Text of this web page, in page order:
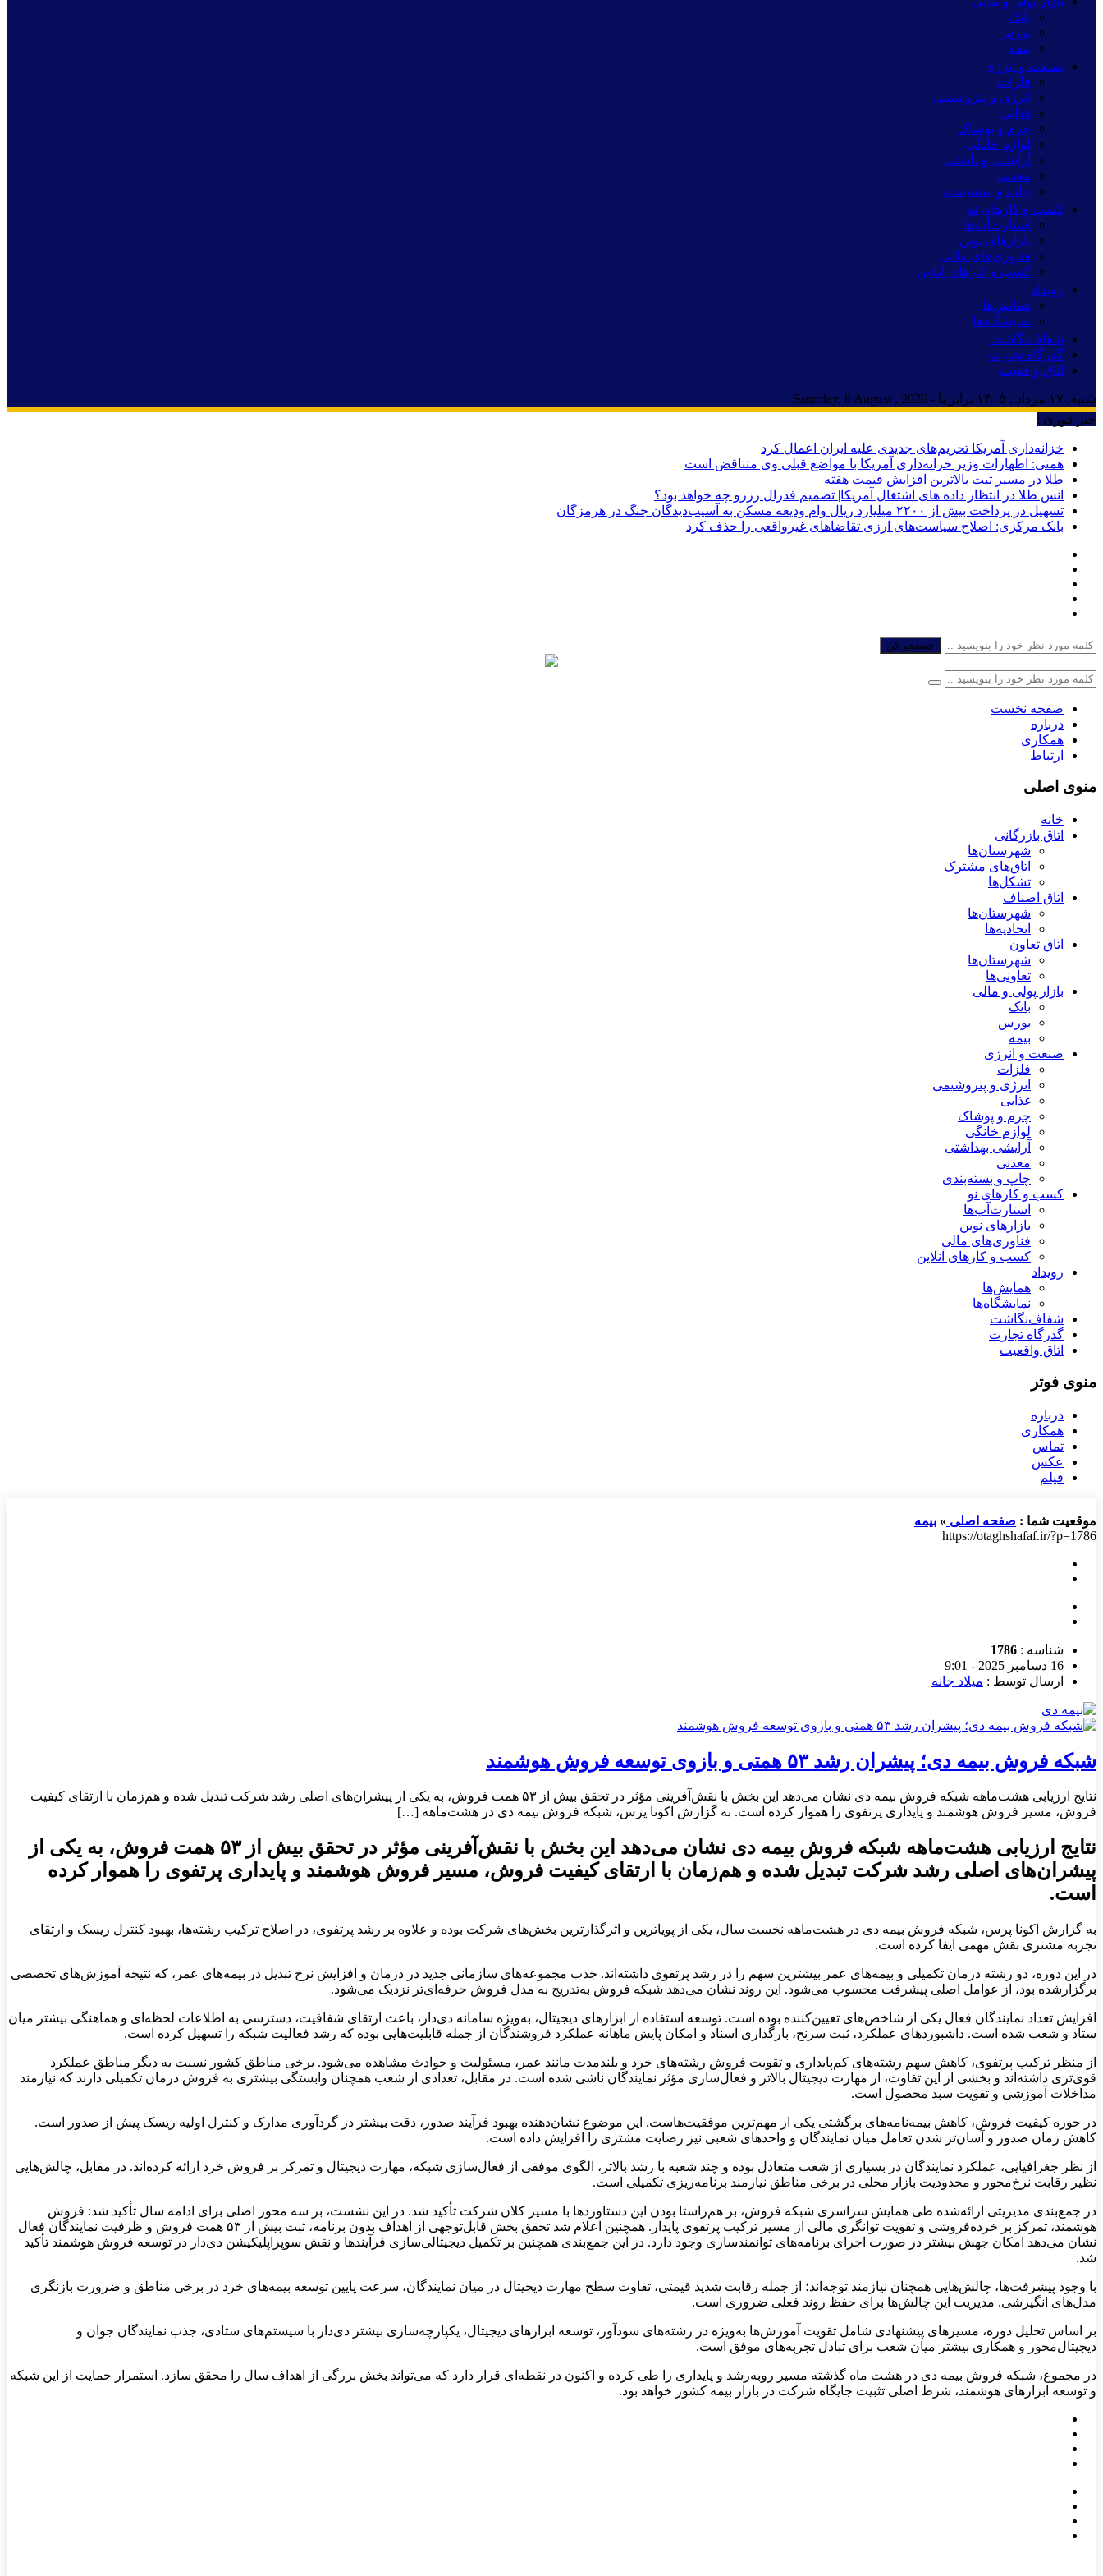
بانک
بورس
بیمه
صنعت و انرژی
فلزات
انرژی و پتروشیمی
غذایی
چرم و پوشاک
لوازم خانگی
آرایشی بهداشتی
معدنی
چاپ و بسته‌بندی
کسب و کارهای نو
استارت‌آپ‌ها
بازارهای نوین
فناوری‌های مالی
کسب و کارهای آنلاین
رویداد
همایش‌ها
نمایشگاه‌ها
شفاف‌نگاشت
گذرگاه تجارت
اتاق واقعیت
شنبه, ۱۷ مرداد , ۱۴۰۵ برابر با - Saturday, 8 August , 2026
خبر فوری :
خزانه‌داری آمریکا تحریم‌های جدیدی علیه ایران اعمال کرد
همتی: اظهارات وزیر خزانه‌داری آمریکا با مواضع قبلی وی متناقض است
طلا در مسیر ثبت بالاترین افزایش قیمت هفته
انس طلا در انتظار داده های اشتغال آمریکا| تصمیم فدرال رزرو چه خواهد بود؟
تسهیل در پرداخت بیش از ۲۲۰۰ میلیارد ریال وام ودیعه مسکن به آسیب‌دیدگان جنگ در هرمزگان
بانک مرکزی: اصلاح سیاست‌های ارزی تقاضاهای غیرواقعی را حذف کرد
جستجو کن
صفحه نخست
درباره
همکاری
ارتباط
منوی اصلی
خانه
اتاق بازرگانی
شهرستان‌ها
اتاق‌های مشترک
تشکل‌ها
اتاق اصناف
شهرستان‌ها
اتحادیه‌ها
اتاق تعاون
شهرستان‌ها
تعاونی‌ها
بازار پولی و مالی
بانک
بورس
بیمه
صنعت و انرژی
فلزات
انرژی و پتروشیمی
غذایی
چرم و پوشاک
لوازم خانگی
آرایشی بهداشتی
معدنی
چاپ و بسته‌بندی
کسب و کارهای نو
استارت‌آپ‌ها
بازارهای نوین
فناوری‌های مالی
کسب و کارهای آنلاین
رویداد
همایش‌ها
نمایشگاه‌ها
شفاف‌نگاشت
گذرگاه تجارت
اتاق واقعیت
منوی فوتر
درباره
همکاری
تماس
عکس
فیلم
موقعیت شما : صفحه اصلی » بیمه
https://otaghshafaf.ir/?p=1786
شناسه : 1786
16 دسامبر 2025 - 9:01
ارسال توسط : میلاد جانه
شبکه فروش بیمه دی؛ پیشران رشد ۵۳ همتی و بازوی توسعه فروش هوشمند
نتایج ارزیابی هشت‌ماهه شبکه فروش بیمه دی نشان می‌دهد این بخش با نقش‌آفرینی مؤثر در تحقق بیش از ۵۳ همت فروش، به یکی از پیشران‌های اصلی رشد شرکت تبدیل شده و هم‌زمان با ارتقای کیفیت
فروش، مسیر فروش هوشمند و پایداری پرتفوی را هموار کرده است. به گزارش اکونا پرس، شبکه فروش بیمه دی در هشت‌ماهه […]
نتایج ارزیابی هشت‌ماهه شبکه فروش بیمه دی نشان می‌دهد این بخش با نقش‌آفرینی مؤثر در تحقق بیش از ۵۳ همت فروش، به یکی از
پیشران‌های اصلی رشد شرکت تبدیل شده و هم‌زمان با ارتقای کیفیت فروش، مسیر فروش هوشمند و پایداری پرتفوی را هموار کرده
است.
به گزارش اکونا پرس، شبکه فروش بیمه دی در هشت‌ماهه نخست سال، یکی از پویاترین و اثرگذارترین بخش‌های شرکت بوده و علاوه بر رشد پرتفوی، در اصلاح ترکیب رشته‌ها، بهبود کنترل ریسک و ارتقای
تجربه مشتری نقش مهمی ایفا کرده است.
در این دوره، دو رشته درمان تکمیلی و بیمه‌های عمر بیشترین سهم را در رشد پرتفوی داشته‌اند. جذب مجموعه‌های سازمانی جدید در درمان و افزایش نرخ تبدیل در بیمه‌های عمر، که نتیجه آموزش‌های تخصصی
برگزارشده بود، از عوامل اصلی پیشرفت محسوب می‌شود. این روند نشان می‌دهد شبکه فروش به‌تدریج به مدل فروش حرفه‌ای‌تر نزدیک می‌شود.
افزایش تعداد نمایندگان فعال یکی از شاخص‌های تعیین‌کننده بوده است. توسعه استفاده از ابزارهای دیجیتال، به‌ویژه سامانه دی‌دار، باعث ارتقای شفافیت، دسترسی به اطلاعات لحظه‌ای و هماهنگی بیشتر میان
ستاد و شعب شده است. داشبوردهای عملکرد، ثبت سرنخ، بارگذاری اسناد و امکان پایش ماهانه عملکرد فروشندگان از جمله قابلیت‌هایی بوده که رشد فعالیت شبکه را تسهیل کرده است.
از منظر ترکیب پرتفوی، کاهش سهم رشته‌های کم‌پایداری و تقویت فروش رشته‌های خرد و بلندمدت مانند عمر، مسئولیت و حوادث مشاهده می‌شود. برخی مناطق کشور نسبت به دیگر مناطق عملکرد
قوی‌تری داشته‌اند و بخشی از این تفاوت، از مهارت دیجیتال بالاتر و فعال‌سازی مؤثر نمایندگان ناشی شده است. در مقابل، تعدادی از شعب همچنان وابستگی بیشتری به فروش درمان تکمیلی دارند که نیازمند
مداخلات آموزشی و تقویت سبد محصول است.
در حوزه کیفیت فروش، کاهش بیمه‌نامه‌های برگشتی یکی از مهم‌ترین موفقیت‌هاست. این موضوع نشان‌دهنده بهبود فرآیند صدور، دقت بیشتر در گردآوری مدارک و کنترل اولیه ریسک پیش از صدور است.
کاهش زمان صدور و آسان‌تر شدن تعامل میان نمایندگان و واحدهای شعبی نیز رضایت مشتری را افزایش داده است.
از نظر جغرافیایی، عملکرد نمایندگان در بسیاری از شعب متعادل بوده و چند شعبه با رشد بالاتر، الگوی موفقی از فعال‌سازی شبکه، مهارت دیجیتال و تمرکز بر فروش خرد ارائه کرده‌اند. در مقابل، چالش‌هایی
نظیر رقابت نرخ‌محور و محدودیت بازار محلی در برخی مناطق نیازمند برنامه‌ریزی تکمیلی است.
در جمع‌بندی مدیریتی ارائه‌شده طی همایش سراسری شبکه فروش، بر هم‌راستا بودن این دستاوردها با مسیر کلان شرکت تأکید شد. در این نشست، بر سه محور اصلی برای ادامه سال تأکید شد: فروش
هوشمند، تمرکز بر خرده‌فروشی و تقویت توانگری مالی از مسیر ترکیب پرتفوی پایدار. همچنین اعلام شد تحقق بخش قابل‌توجهی از اهداف بدون برنامه، ثبت بیش از ۵۳ همت فروش و ظرفیت نمایندگان فعال
نشان می‌دهد امکان جهش بیشتر در صورت اجرای برنامه‌های توانمندسازی وجود دارد. در این جمع‌بندی همچنین بر تکمیل دیجیتالی‌سازی فرآیندها و نقش سوپراپلیکیشن دی‌دار در توسعه فروش هوشمند تأکید
شد.
با وجود پیشرفت‌ها، چالش‌هایی همچنان نیازمند توجه‌اند؛ از جمله رقابت شدید قیمتی، تفاوت سطح مهارت دیجیتال در میان نمایندگان، سرعت پایین توسعه بیمه‌های خرد در برخی مناطق و ضرورت بازنگری
مدل‌های انگیزشی. مدیریت این چالش‌ها برای حفظ روند فعلی ضروری است.
بر اساس تحلیل دوره، مسیرهای پیشنهادی شامل تقویت آموزش‌ها به‌ویژه در رشته‌های سودآور، توسعه ابزارهای دیجیتال، یکپارچه‌سازی بیشتر دی‌دار با سیستم‌های ستادی، جذب نمایندگان جوان و
دیجیتال‌محور و همکاری بیشتر میان شعب برای تبادل تجربه‌های موفق است.
در مجموع، شبکه فروش بیمه دی در هشت ماه گذشته مسیر رو‌به‌رشد و پایداری را طی کرده و اکنون در نقطه‌ای قرار دارد که می‌تواند بخش بزرگی از اهداف سال را محقق سازد. استمرار حمایت از این شبکه
و توسعه ابزارهای هوشمند، شرط اصلی تثبیت جایگاه شرکت در بازار بیمه کشور خواهد بود.